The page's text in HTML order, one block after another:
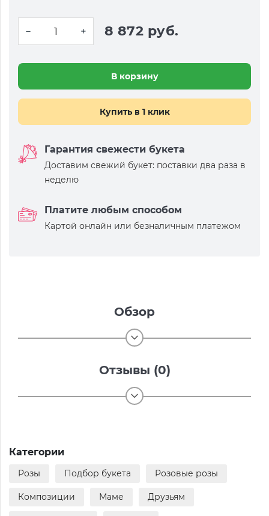
8 872 руб.
В корзину
Купить в 1 клик
Гарантия свежести букета
Доставим свежий букет: поставки два раза в
неделю
Платите любым способом
Картой онлайн или безналичным платежом
Обзор
Отзывы (0)
Категории
Розы Подбор букета Розовые розы
Композиции Маме Друзьям